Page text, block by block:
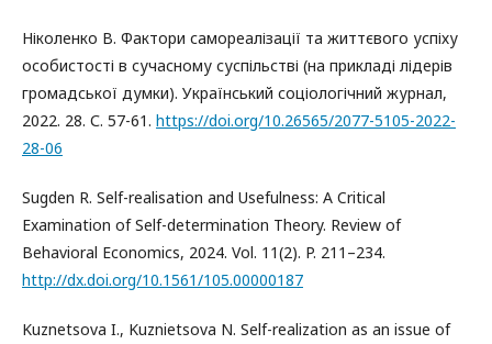
Ніколенко В. Фактори самореалізації та життєвого успіху
особистості в сучасному суспільстві (на прикладі лідерів
громадської думки). Український соціологічний журнал,
2022. 28. С. 57-61. https://doi.org/10.26565/2077-5105-2022-
28-06
Sugden R. Self-realisation and Usefulness: A Critical
Examination of Self-determination Theory. Review of
Behavioral Economics, 2024. Vol. 11(2). P. 211–234.
http://dx.doi.org/10.1561/105.00000187
Kuznetsova I., Kuznietsova N. Self-realization as an issue of